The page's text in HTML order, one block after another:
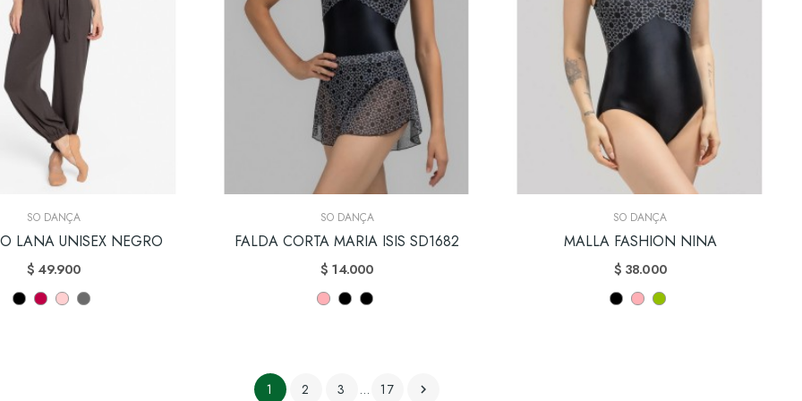
SO DANÇA
LANA UNISEX NEGRO
$ 49.900
SO DANÇA
FALDA CORTA MARIA ISIS SD1682
$ 14.000
SO DANÇA
MALLA FASHION NINA
$ 38.000
1 2 3 … 17 